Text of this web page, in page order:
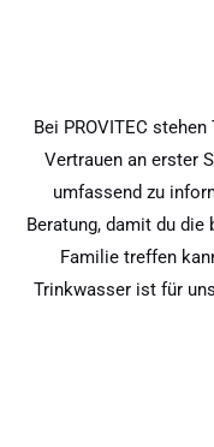
Bei PROVITEC
Vertrauen an erster
umfassend zu
Beratung, damit du
Familie treffen
Trinkwasser ist für